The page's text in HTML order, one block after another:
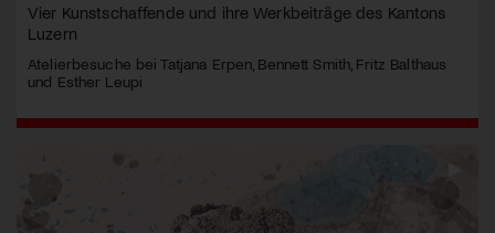
Vier Kunstschaffende und ihre Werkbeiträge des Kantons
Luzern
Atelierbesuche bei Tatjana Erpen, Bennett Smith, Fritz Balthaus
und Esther Leupi